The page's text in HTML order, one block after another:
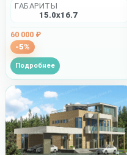
ГАБАРИТЫ
15.0x16.7
60 000 ₽
-5%
Подробнее